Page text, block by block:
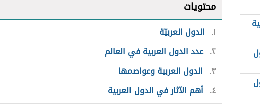
محتويات
١ الدول العربيّة
٢ عدد الدول العربية في العالم
٣ الدول العربية وعواصمها
٤ أهم الآثار في الدول العربية